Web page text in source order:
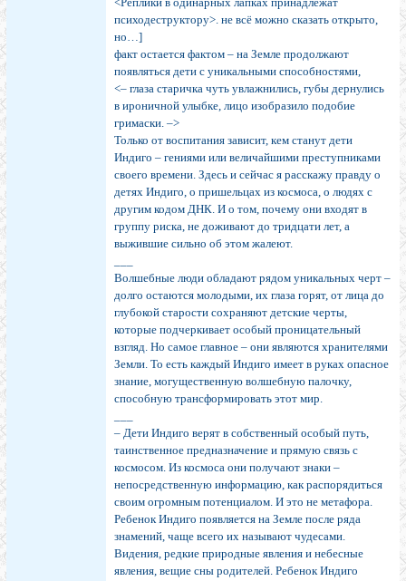
психодеструктору>. не всё можно сказать открыто,
но…]
факт остается фактом – на Земле продолжают
появляться дети с уникальными способностями,
<– глаза старичка чуть увлажнились, губы дернулись
в ироничной улыбке, лицо изобразило подобие
гримаски. –>
Только от воспитания зависит, кем станут дети
Индиго – гениями или величайшими преступниками
своего времени. Здесь и сейчас я расскажу правду о
детях Индиго, о пришельцах из космоса, о людях с
другим кодом ДНК. И о том, почему они входят в
группу риска, не доживают до тридцати лет, а
выжившие сильно об этом жалеют.
Волшебные люди обладают рядом уникальных черт –
долго остаются молодыми, их глаза горят, от лица до
глубокой старости сохраняют детские черты,
которые подчеркивает особый проницательный
взгляд. Но самое главное – они являются хранителями
Земли. То есть каждый Индиго имеет в руках опасное
знание, могущественную волшебную палочку,
способную трансформировать этот мир.
– Дети Индиго верят в собственный особый путь,
таинственное предназначение и прямую связь с
космосом. Из космоса они получают знаки –
непосредственную информацию, как распорядиться
своим огромным потенциалом. И это не метафора.
Ребенок Индиго появляется на Земле после ряда
знамений, чаще всего их называют чудесами.
Видения, редкие природные явления и небесные
явления, вещие сны родителей. Ребенок Индиго